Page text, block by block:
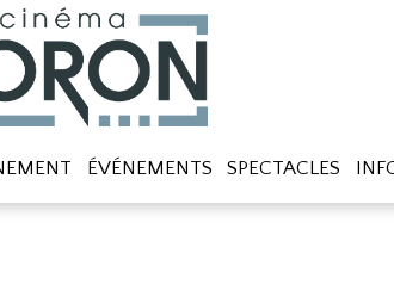
ÉVÉNEMENTS SPECTACLES